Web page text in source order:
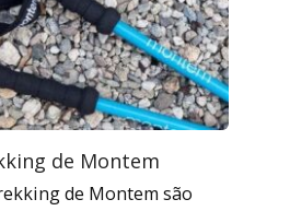
de Montem
de Montem são